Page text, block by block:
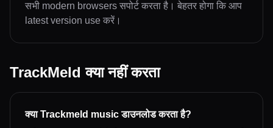
सभी modern browsers सपोर्ट करता है। बेहतर होगा कि आप
latest version use करें।
TrackMeld क्या नहीं करता
क्या Trackmeld music डाउनलोड करता है?